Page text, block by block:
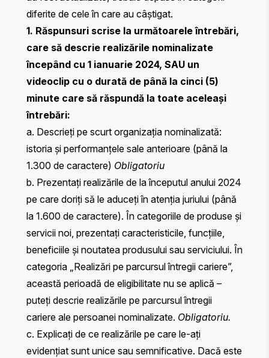
diferite de cele în care au câștigat.
1. Răspunsuri scrise la următoarele întrebări,
care să descrie realizările nominalizate
începând cu 1 ianuarie 2024, SAU un
videoclip cu o durată de până la cinci (5)
minute care să răspundă la toate aceleași
întrebări:
a. Descrieți pe scurt organizația nominalizată:
istoria și performanțele sale anterioare (până la
1.300 de caractere) Obligatoriu
b. Prezentați realizările de la începutul anului 2024
pe care doriți să le aduceți în atenția juriului (până
la 1.600 de caractere). ​​În categoriile de produse și
servicii noi, prezentați caracteristicile, funcțiile,
beneficiile și noutatea produsului sau serviciului. În
categoria „Realizări pe parcursul întregii cariere”,
această perioadă de eligibilitate nu se aplică –
puteți descrie realizările pe parcursul întregii
cariere ale persoanei nominalizate. Obligatoriu.
c. Explicați de ce realizările pe care le-ați
evidențiat sunt unice sau semnificative. Dacă este